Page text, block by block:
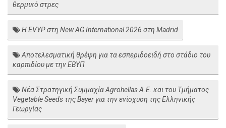
θερμικό στρες
Η EVYP στη New AG International 2026 στη Madrid
Αποτελεσματική θρέψη για τα εσπεριδοειδή στο στάδιο του
καρπιδίου με την ΕΒΥΠ
Νέα Στρατηγική Συμμαχία Agrohellas Α.Ε. και του Τμήματος
Vegetable Seeds της Bayer για την ενίσχυση της Ελληνικής
Γεωργίας